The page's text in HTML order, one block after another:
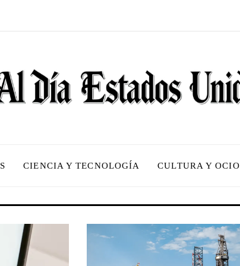
CIENCIA Y TECNOLOGÍA CULTURA Y OCIO